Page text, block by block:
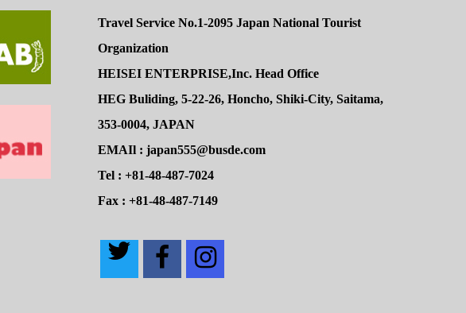
Travel Service No.1-2095 Japan National Tourist
Organization
HEISEI ENTERPRISE,Inc. Head Office
HEG Buliding, 5-22-26, Honcho, Shiki-City, Saitama,
353-0004, JAPAN
EMAIl : japan555@busde.com
Tel : +81-48-487-7024
Fax : +81-48-487-7149